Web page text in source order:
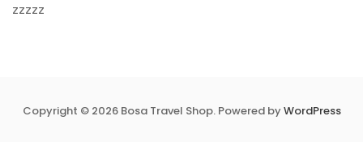
zzzzz
Copyright © 2026 Bosa Travel Shop. Powered byWordPress